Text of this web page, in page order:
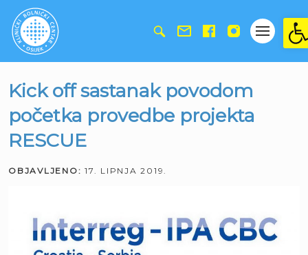
Kick off sastanak povodom
početka provedbe projekta
RESCUE
OBJAVLJENO: 17. LIPNJA 2019.